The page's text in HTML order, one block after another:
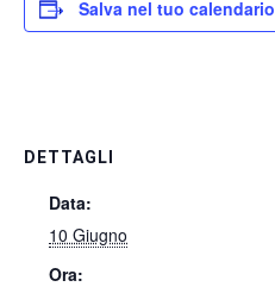
Salva nel tuo calendario
DETTAGLI
Data:
10 Giugno
Ora: